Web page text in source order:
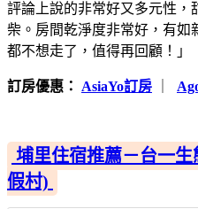
評論上說的非常好又多元性，
柴。房間乾淨度非常好，有如
都不想走了，值得再回顧！」
訂房優惠： AsiaYo訂房
埔里住宿推薦－台一
假村)